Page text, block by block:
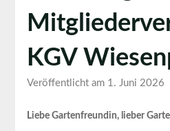
KGV
Veröffentlicht am 1. Juni 2026
Liebe Gartenfreundin, lieber